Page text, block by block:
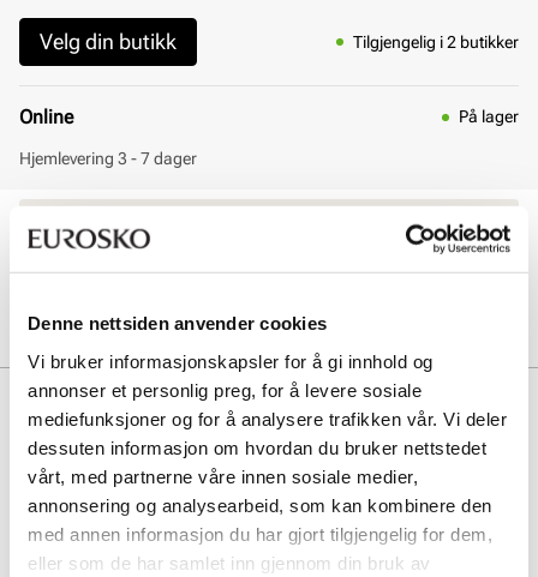
Denne nettsiden anvender cookies
Vi bruker informasjonskapsler for å gi innhold og
annonser et personlig preg, for å levere sosiale
mediefunksjoner og for å analysere trafikken vår. Vi deler
dessuten informasjon om hvordan du bruker nettstedet
vårt, med partnerne våre innen sosiale medier,
annonsering og analysearbeid, som kan kombinere den
med annen informasjon du har gjort tilgjengelig for dem,
eller som de har samlet inn gjennom din bruk av
Velg din butikk Tilgjengelig i 2 butikker
Online På lager
Hjemlevering 3 - 7 dager
Hjemlevering 3-7 dager
Beskrivelse
Skechers ULTRA FLEX 3.0 - NEVER BETTER er en lett og fleksibel
sandal for dame, med justerbare stropper som gir optimal
passform. Den myke sålen sikrer komfort hele dagen, perfekt for
aktive sommerdager med stil og funksjonalitet.